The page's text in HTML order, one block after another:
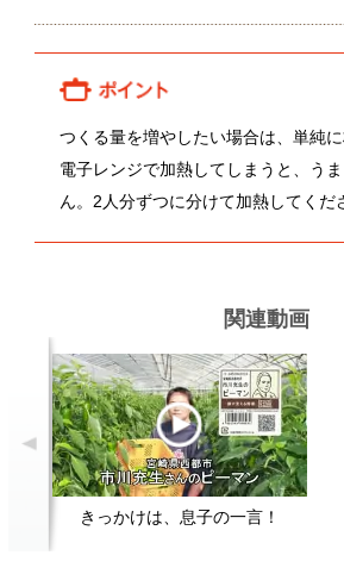
きっかけは、息子の一言！
関連レシピ
ブロッコリーとアンチョビのパス
タ
顔が見える食品。 ホーム
野菜。